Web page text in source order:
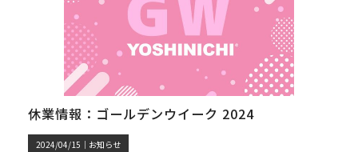
休業情報：ゴールデンウイーク 2024
2024/04/15｜ お知らせ